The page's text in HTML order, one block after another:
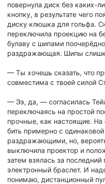
повернула диск без каких-
кнопку, в результате чего
диску клюшка для гольфа.
переключила проекцию на
булаву с шипами
раздражающая. Шипы
— Ты хочешь сказать, что
совместима с твоей силой
— Ээ, да, — согласилась
переключаясь на простой
прочные, как настоящие.
бить примерно с
раздражающими, но,
выключила проектор и
затем взялась за
электронный браслет. И
понимаю, дистанционный